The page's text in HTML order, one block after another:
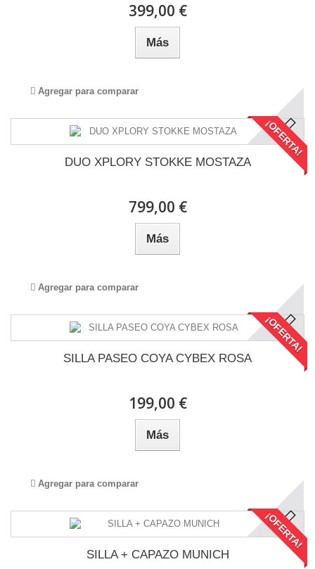
399,00 €
Más
Agregar para comparar
¡OFERTA!
DUO XPLORY STOKKE MOSTAZA
799,00 €
Más
Agregar para comparar
¡OFERTA!
SILLA PASEO COYA CYBEX ROSA
199,00 €
Más
Agregar para comparar
¡OFERTA!
SILLA + CAPAZO MUNICH